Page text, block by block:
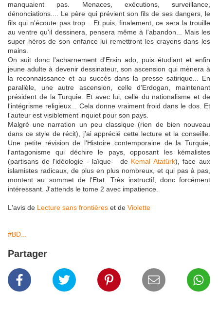
manquaient pas. Menaces, exécutions, surveillance,
dénonciations.... Le père qui prévient son fils de ses dangers, le
fils qui n'écoute pas trop... Et puis, finalement, ce sera la trouille
au ventre qu'il dessinera, pensera même à l'abandon... Mais les
super héros de son enfance lui remettront les crayons dans les
mains.
On suit donc l'acharnement d'Ersin ado, puis étudiant et enfin
jeune adulte à devenir dessinateur, son ascension qui mènera à
la reconnaissance et au succès dans la presse satirique... En
parallèle, une autre ascension, celle d'Erdogan, maintenant
président de la Turquie. Et avec lui, celle du nationalisme et de
l'intégrisme religieux... Cela donne vraiment froid dans le dos. Et
l'auteur est visiblement inquiet pour son pays.
Malgré une narration un peu classique (rien de bien nouveau
dans ce style de récit), j'ai apprécié cette lecture et la conseille.
Une petite révision de l'Histoire contemporaine de la Turquie,
l'antagonisme qui déchire le pays, opposant les kémalistes
(partisans de l'idéologie - laïque- de Kemal Atatürk), face aux
islamistes radicaux, de plus en plus nombreux, et qui pas à pas,
montent au sommet de l'Etat. Très instructif, donc forcément
intéressant. J'attends le tome 2 avec impatience.
L'avis de Lecture sans frontières et de Violette
#BD...
Partager